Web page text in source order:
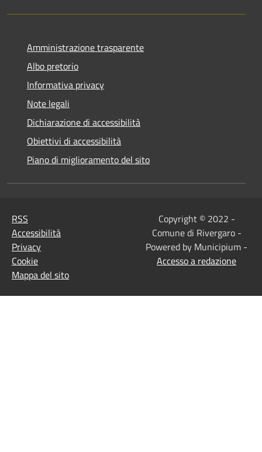
Amministrazione trasparente
Albo pretorio
Informativa privacy
Note legali
Dichiarazione di accessibilità
Obiettivi di accessibilità
Piano di miglioramento del sito
RSS
Accessibilità
Privacy
Cookie
Mappa del sito
Copyright © 2022 -
Comune di Rivergaro -
Powered by Municipium -
Accesso a redazione